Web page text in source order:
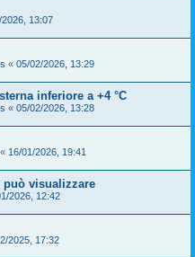
2026, 13:07
« 05/02/2026, 13:29
inferiore a +4 °C
« 05/02/2026, 13:28
« 16/01/2026, 19:41
può visualizzare
2026, 12:42
2025, 17:32